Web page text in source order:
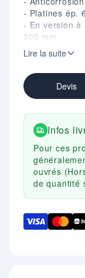
- Platines ép.
- En version à
200 mm.
- Poids : 10,5
Lire la suite
Devis
Infos
Pour ces
ouvrés
de quantité